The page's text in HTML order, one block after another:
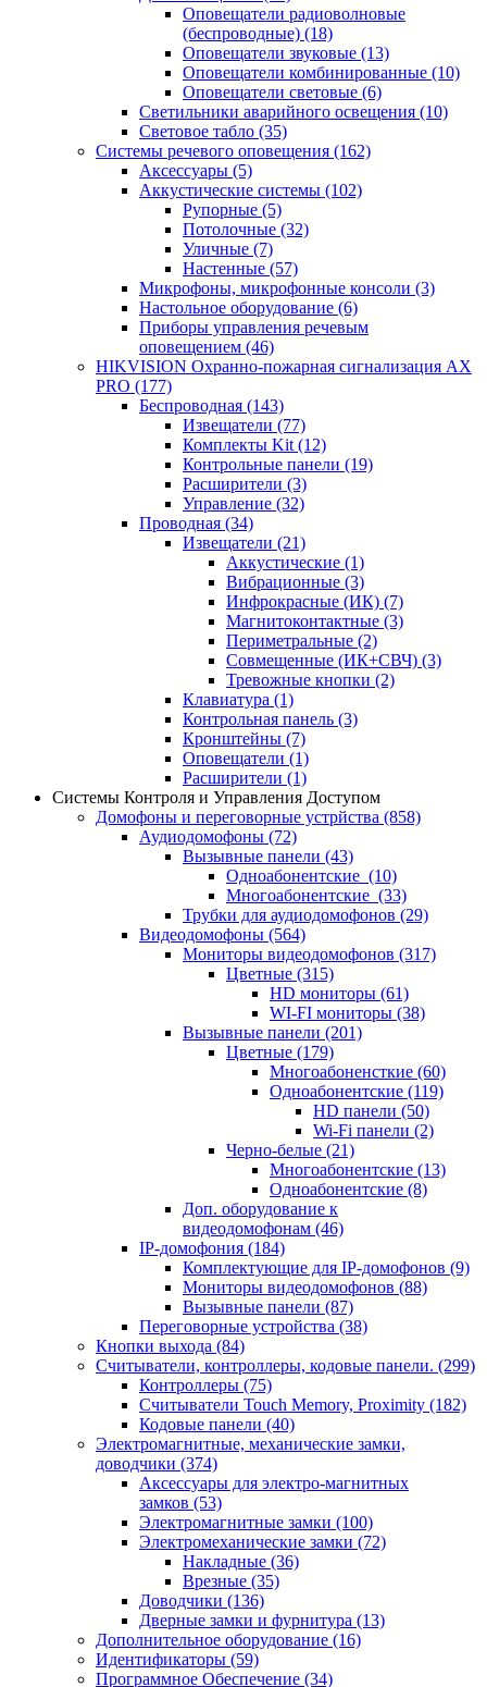
Оповещатели радиоволновые
(беспроводные) (18)
Оповещатели звуковые (13)
Оповещатели комбинированные (10)
Оповещатели световые (6)
Светильники аварийного освещения (10)
Световое табло (35)
Системы речевого оповещения (162)
Аксессуары (5)
Аккустические системы (102)
Рупорные (5)
Потолочные (32)
Уличные (7)
Настенные (57)
Микрофоны, микрофонные консоли (3)
Настольное оборудование (6)
Приборы управления речевым
оповещением (46)
HIKVISION Охранно-пожарная сигнализация AX
PRO (177)
Беспроводная (143)
Извещатели (77)
Комплекты Kit (12)
Контрольные панели (19)
Расширители (3)
Управление (32)
Проводная (34)
Извещатели (21)
Аккустические (1)
Вибрационные (3)
Инфрокрасные (ИК) (7)
Магнитоконтактные (3)
Периметральные (2)
Совмещенные (ИК+СВЧ) (3)
Тревожные кнопки (2)
Клавиатура (1)
Контрольная панель (3)
Кронштейны (7)
Оповещатели (1)
Расширители (1)
Системы Контроля и Управления Доступом
Домофоны и переговорные устрйства (858)
Аудиодомофоны (72)
Вызывные панели (43)
Одноабонентские (10)
Многоабонентские (33)
Трубки для аудиодомофонов (29)
Видеодомофоны (564)
Мониторы видеодомофонов (317)
Цветные (315)
HD мониторы (61)
WI-FI мониторы (38)
Вызывные панели (201)
Цветные (179)
Многоабоненсткие (60)
Одноабонентские (119)
HD панели (50)
Wi-Fi панели (2)
Черно-белые (21)
Многоабонентские (13)
Одноабонентские (8)
Доп. оборудование к
видеодомофонам (46)
IP-домофония (184)
Комплектующие для IP-домофонов (9)
Мониторы видеодомофонов (88)
Вызывные панели (87)
Переговорные устройства (38)
Кнопки выхода (84)
Считыватели, контроллеры, кодовые панели. (299)
Контроллеры (75)
Считыватели Touch Memory, Proximity (182)
Кодовые панели (40)
Электромагнитные, механические замки,
доводчики (374)
Аксессуары для электро-магнитных
замков (53)
Электромагнитные замки (100)
Электромеханические замки (72)
Накладные (36)
Врезные (35)
Доводчики (136)
Дверные замки и фурнитура (13)
Дополнительное оборудование (16)
Идентификаторы (59)
Программное Обеспечение (34)